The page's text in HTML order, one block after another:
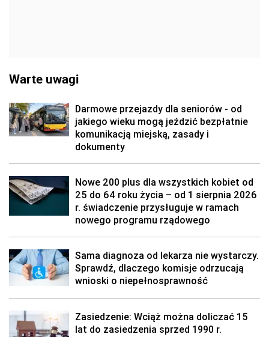
Warte uwagi
Darmowe przejazdy dla seniorów - od
jakiego wieku mogą jeździć bezpłatnie
komunikacją miejską, zasady i
dokumenty
Nowe 200 plus dla wszystkich kobiet od
25 do 64 roku życia – od 1 sierpnia 2026
r. świadczenie przysługuje w ramach
nowego programu rządowego
Sama diagnoza od lekarza nie wystarczy.
Sprawdź, dlaczego komisje odrzucają
wnioski o niepełnosprawność
Zasiedzenie: Wciąż można doliczać 15
lat do zasiedzenia sprzed 1990 r.